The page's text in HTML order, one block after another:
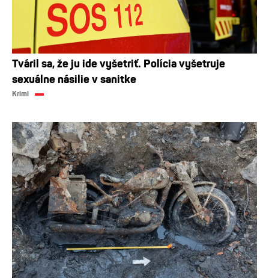
Tváril sa, že ju ide vyšetriť. Polícia vyšetruje
sexuálne násilie v sanitke
Krimi